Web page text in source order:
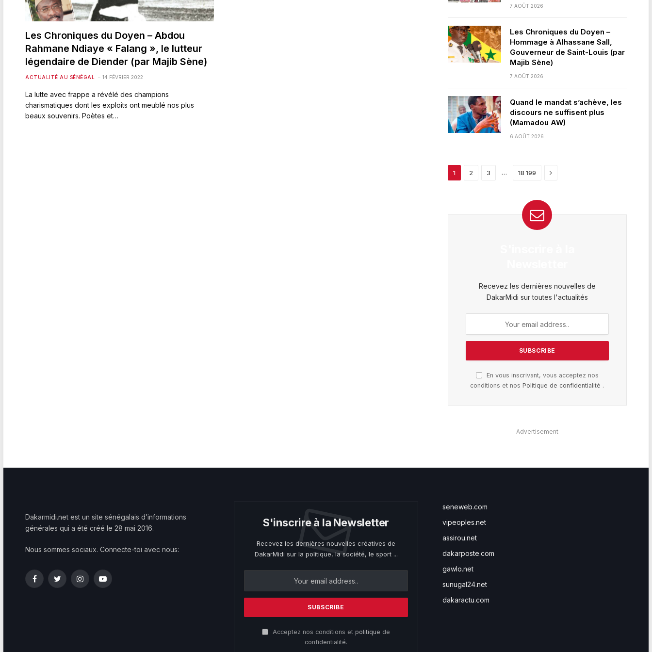
Les Chroniques du Doyen – Abdou
Rahmane Ndiaye « Falang », le lutteur
légendaire de Diender (par Majib Sène)
ACTUALITÉ AU SÉNÉGAL 14 FÉVRIER 2022
La lutte avec frappe a révélé des champions
charismatiques dont les exploits ont meublé nos plus
beaux souvenirs. Poètes et…
7 AOÛT 2026
Les Chroniques du Doyen –
Hommage à Alhassane Sall,
Gouverneur de Saint-Louis (par
Majib Sène)
7 AOÛT 2026
Quand le mandat s’achève, les
discours ne suffisent plus
(Mamadou AW)
6 AOÛT 2026
1 2 3 … 18 199 Next
Recevez les dernières nouvelles de
DakarMidi sur toutes l'actualités
En vous inscrivant, vous acceptez nos
conditions et nosPolitique de confidentialité .
Advertisement
Dakarmidi.net est un site sénégalais d’informations
générales qui a été créé le 28 mai 2016.
Nous sommes sociaux. Connecte-toi avec nous:
FacebookTwitterInstagramYouTube
S'inscrire à la Newsletter
Recevez les dernières nouvelles créatives de
DakarMidi sur la politique, la société, le sport ...
Acceptez nos conditions et politique de
confidentialité.
seneweb.com
vipeoples.net
assirou.net
dakarposte.com
gawlo.net
sunugal24.net
dakaractu.com